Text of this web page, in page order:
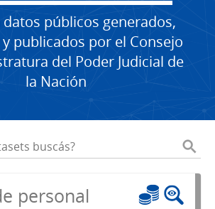
datos públicos generados,
publicados por el Consejo
del Poder Judicial de
la Nación
personal